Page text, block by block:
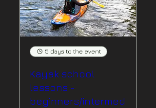
5 days to the event
Kayak school
lessons -
beginners/intermed